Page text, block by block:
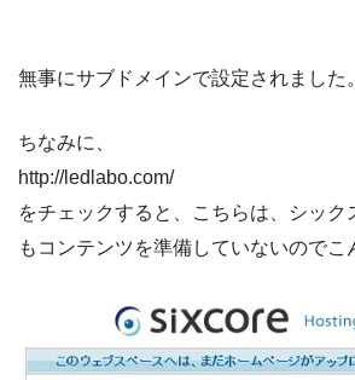
無事にサブドメインで設定されました。
ちなみに、
http://ledlabo.com/
をチェックすると、こちらは、シック
もコンテンツを準備していないのでこ